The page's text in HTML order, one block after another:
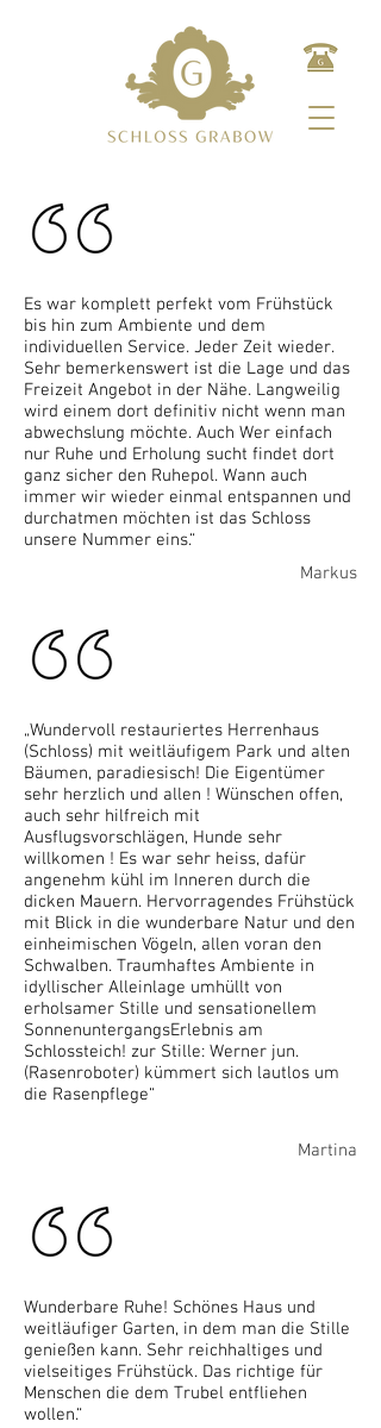
Es war komplett perfekt vom Frühstück
bis hin zum Ambiente und dem
individuellen Service. Jeder Zeit wieder.
Sehr bemerkenswert ist die Lage und das
Freizeit Angebot in der Nähe. Langweilig
wird einem dort definitiv nicht wenn man
abwechslung möchte. Auch Wer einfach
nur Ruhe und Erholung sucht findet dort
ganz sicher den Ruhepol. Wann auch
immer wir wieder einmal entspannen und
durchatmen möchten ist das Schloss
unsere Nummer eins.“
Markus
„Wundervoll restauriertes Herrenhaus
(Schloss) mit weitläufigem Park und alten
Bäumen, paradiesisch! Die Eigentümer
sehr herzlich und allen ! Wünschen offen,
auch sehr hilfreich mit
Ausflugsvorschlägen, Hunde sehr
willkomen ! Es war sehr heiss, dafür
angenehm kühl im Inneren durch die
dicken Mauern. Hervorragendes Frühstück
mit Blick in die wunderbare Natur und den
einheimischen Vögeln, allen voran den
Schwalben. Traumhaftes Ambiente in
idyllischer Alleinlage umhüllt von
erholsamer Stille und sensationellem
SonnenuntergangsErlebnis am
Schlossteich! zur Stille: Werner jun.
(Rasenroboter) kümmert sich lautlos um
die Rasenpflege“
Martina
Wunderbare Ruhe! Schönes Haus und
weitläufiger Garten, in dem man die Stille
genießen kann. Sehr reichhaltiges und
vielseitiges Frühstück. Das richtige für
Menschen die dem Trubel entfliehen
wollen.“